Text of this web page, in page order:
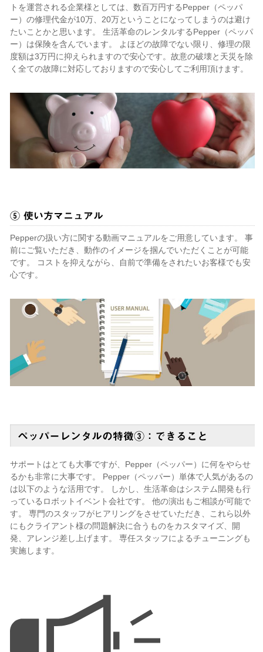
トを運営される企業様としては、数百万円するPepper（ペッパ
ー）の修理代金が10万、20万ということになってしまうのは避け
たいことかと思います。 生活革命のレンタルするPepper（ペッパ
ー）は保険を含んでいます。 よほどの故障でない限り、修理の限
度額は3万円に抑えられますので安心です。故意の破壊と天災を除
く全ての故障に対応しておりますので安心してご利用頂けます。
⑤ 使い方マニュアル
Pepperの扱い方に関する動画マニュアルをご用意しています。 事
前にご覧いただき、動作のイメージを掴んでいただくことが可能
です。 コストを抑えながら、自前で準備をされたいお客様でも安
心です。
ペッパーレンタルの特徴③：できること
サポートはとても大事ですが、Pepper（ペッパー）に何をやらせ
るかも非常に大事です。 Pepper（ペッパー）単体で人気があるの
は以下のような活用です。 しかし、生活革命はシステム開発も行
っているロボットイベント会社です。 他の演出もご相談が可能で
す。 専門のスタッフがヒアリングをさせていただき、これら以外
にもクライアント様の問題解決に合うものをカスタマイズ、開
発、アレンジ差し上げます。 専任スタッフによるチューニングも
実施します。